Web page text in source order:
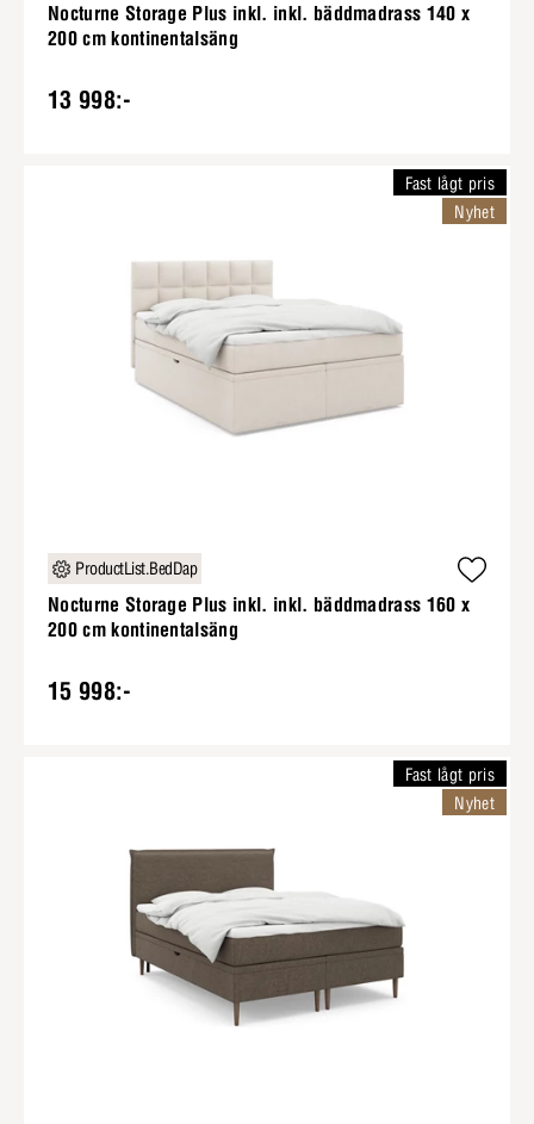
Nocturne Storage Plus inkl. inkl. bäddmadrass 140 x
200 cm kontinentalsäng
13 998:-
ProductList.BedDap
Nocturne Storage Plus inkl. inkl. bäddmadrass 160 x
200 cm kontinentalsäng
15 998:-
Fast lågt pris
Nyhet
Fast lågt pris
Nyhet